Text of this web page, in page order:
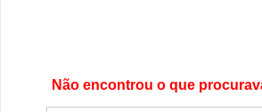
Não encontrou o que